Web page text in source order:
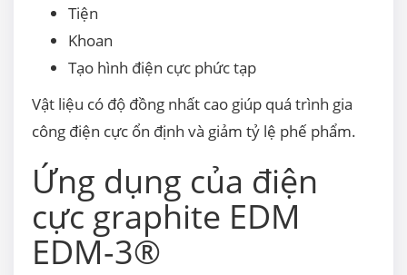
Tiện
Khoan
Tạo hình điện cực phức tạp
Vật liệu có độ đồng nhất cao giúp quá trình gia
công điện cực ổn định và giảm tỷ lệ phế phẩm.
Ứng dụng của điện
cực graphite EDM
EDM-3®